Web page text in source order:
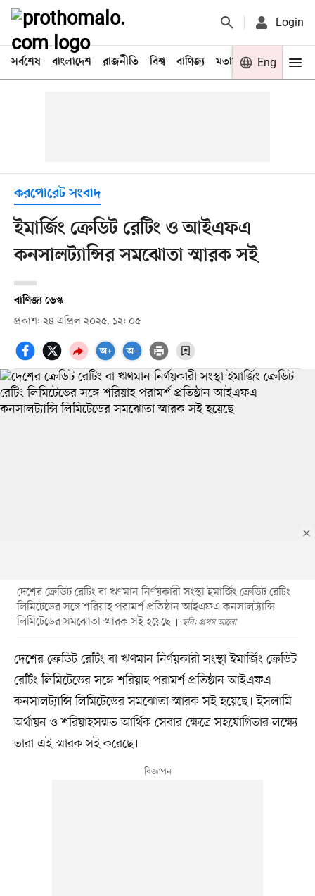
Login
সর্বশেষ বাংলাদেশ রাজনীতি বিশ্ব বাণিজ্য মতামত খেলা
Eng
করপোরেট সংবাদ
ইমার্জিং ক্রেডিট রেটিং ও আইএফএ
কনসালট্যান্সির সমঝোতা স্মারক সই
বাণিজ্য ডেস্ক
প্রকাশ: ২৪ এপ্রিল ২০২৫, ১২: ০৫
দেশের ক্রেডিট রেটিং বা ঋণমান নির্ণয়কারী সংস্থা ইমার্জিং ক্রেডিট রেটিং
লিমিটেডের সঙ্গে শরিয়াহ পরামর্শ প্রতিষ্ঠান আইএফএ কনসালট্যান্সি
লিমিটেডের সমঝোতা স্মারক সই হয়েছে
ছবি: প্রথম আলো
দেশের ক্রেডিট রেটিং বা ঋণমান নির্ণয়কারী সংস্থা ইমার্জিং ক্রেডিট
রেটিং লিমিটেডের সঙ্গে শরিয়াহ পরামর্শ প্রতিষ্ঠান আইএফএ
কনসালট্যান্সি লিমিটেডের সমঝোতা স্মারক সই হয়েছে। ইসলামি
অর্থায়ন ও শরিয়াহসম্মত আর্থিক সেবার ক্ষেত্রে সহযোগিতার লক্ষ্যে
তারা এই স্মারক সই করেছে।